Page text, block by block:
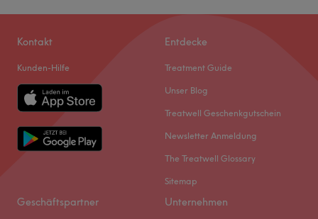
Kontakt
Kunden-Hilfe
Entdecke
Treatment Guide
Unser Blog
Treatwell Geschenkgutschein
Newsletter Anmeldung
The Treatwell Glossary
Sitemap
Geschäftspartner Unternehmen